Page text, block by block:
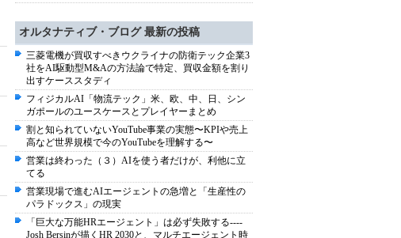
オルタナティブ・ブログ 最新の投稿
三菱電機が買収すべきウクライナの防衛テック企業3
社をAI駆動型M&Aの方法論で特定、買収金額を割り
出すケーススタディ
フィジカルAI「物流テック」米、欧、中、日、シン
ガポールのユースケースとプレイヤーまとめ
割と知られていないYouTube事業の実態〜KPIや売上
高など世界規模で今のYouTubeを理解する〜
営業は終わった（３）AIを使う者だけが、利他に立
てる
営業現場で進むAIエージェントの急増と「生産性の
パラドックス」の現実
「巨大な万能HRエージェント」は必ず失敗する----
Josh Bersinが描くHR 2030と、マルチエージェント時